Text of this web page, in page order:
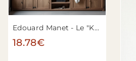
Edouard Manet - Le "Kearsarge" à Boulogne
18.78€